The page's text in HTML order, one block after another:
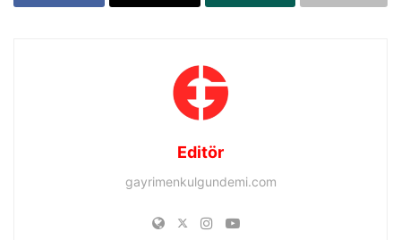
Editör
gayrimenkulgundemi.com